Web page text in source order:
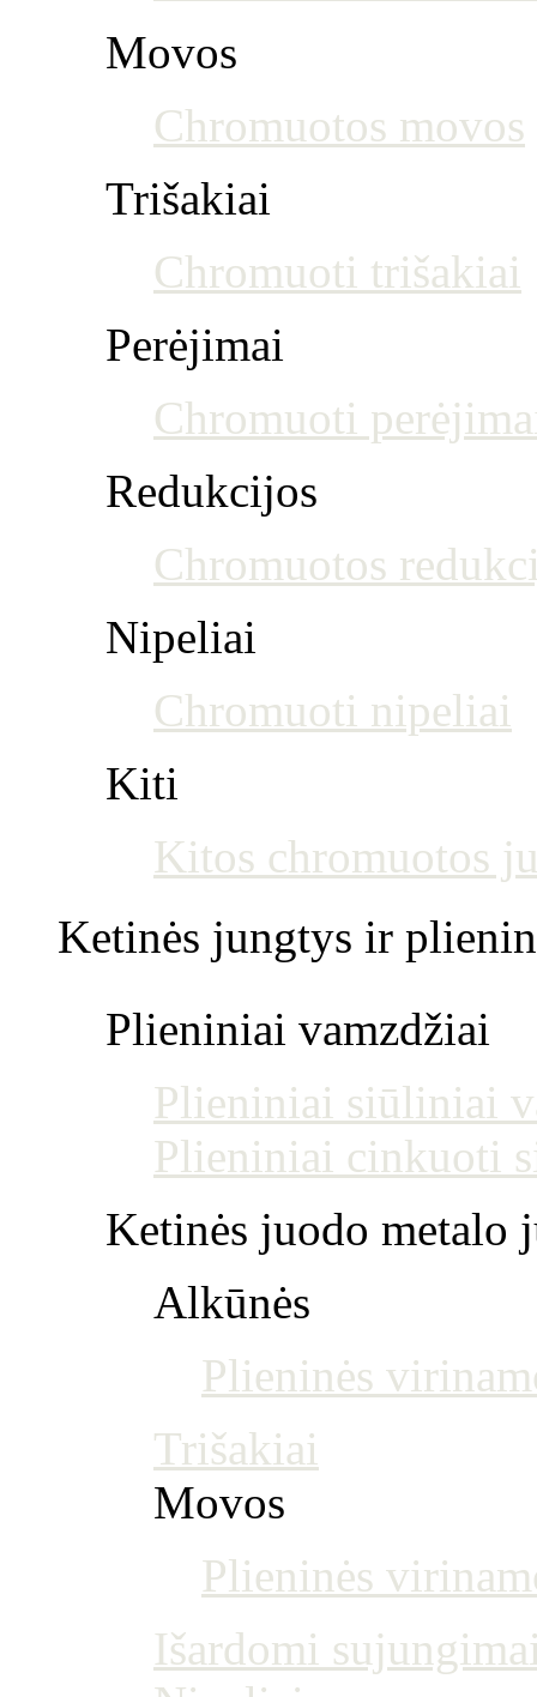
Movos
Chromuotos movos
Trišakiai
Chromuoti trišakiai
Perėjimai
Chromuoti
Redukcijos
Chromuotos
Nipeliai
Chromuoti nipeliai
Kiti
Kitos chromuotos
Ketinės jungtys ir
Plieniniai vamzdžiai
Plieniniai siūliniai
Plieniniai cinkuoti
Ketinės juodo metalo
Alkūnės
Plieninės
Trišakiai
Movos
Plieninės
Išardomi